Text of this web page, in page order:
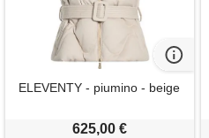
ELEVENTY - piumino - beige
625,00 €